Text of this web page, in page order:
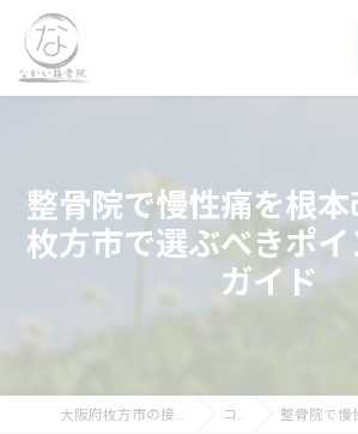
整骨院で慢性痛を根
枚方市で選ぶべきポ
ガイド
大阪府枚方市の接骨院ならなかい接骨院 コラム 整骨院で慢性痛を根本改